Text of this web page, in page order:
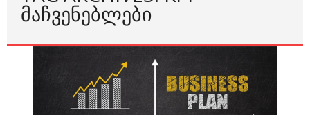
ᲛᲐᲩᲕᲔᲜᲔᲑᲚᲔᲑᲘ